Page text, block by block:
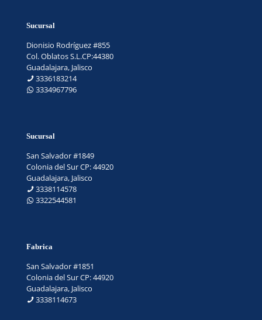
Sucursal
Dionisio Rodríguez #855
Col. Oblatos S.L.CP:44380
Guadalajara, Jalisco
3336183214
3334967796
Sucursal
San Salvador #1849
Colonia del Sur CP: 44920
Guadalajara, Jalisco
3338114578
3322544581
Fabrica
San Salvador #1851
Colonia del Sur CP: 44920
Guadalajara, Jalisco
3338114673